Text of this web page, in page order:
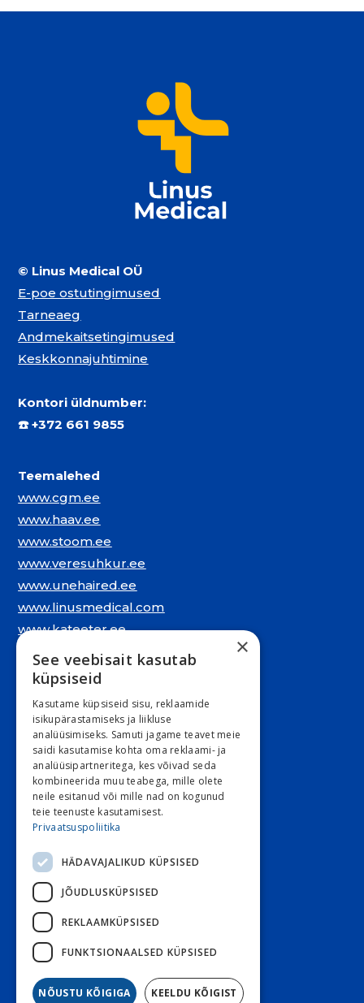
© Linus Medical OÜ
E-poe ostutingimused
Tarneaeg
Andmekaitsetingimused
Keskkonnajuhtimine
Kontori üldnumber:
☎️+372 661 9855
Teemalehed
www.cgm.ee
www.haav.ee
www.stoom.ee
www.veresuhkur.ee
www.unehaired.ee
www.linusmedical.com
www.kateeter.ee
Juriidiline aadress:
Narva mnt. 5, 10117 Tallinn
REG: 11548994
KMKR: EE101263526
Kontori e-post
E 9:00 – 16:30 R 9:00 – 15:30
L ja P suletud
Klienditeenindus
Stoom800 3030
Diabeet800 7070
Diabeet e-post
Stoom e-post
×
See veebisait kasutab
küpsiseid
Kasutame küpsiseid sisu, reklaamide
isikupärastamiseks ja liikluse
analüüsimiseks. Samuti jagame teavet meie
saidi kasutamise kohta oma reklaami- ja
analüüsipartneritega, kes võivad seda
kombineerida muu teabega, mille olete
neile esitanud või mille nad on kogunud
teie teenuste kasutamisest.
Privaatsuspoliitika
HÄDAVAJALIKUD KÜPSISED
JÕUDLUSKÜPSISED
REKLAAMKÜPSISED
FUNKTSIONAALSED KÜPSISED
NÕUSTU KÕIGIGA KEELDU KÕIGIST